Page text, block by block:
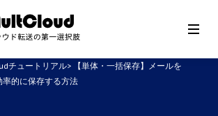
チュートリアル>
【単体・一括保存】メールを
的に保存する方法